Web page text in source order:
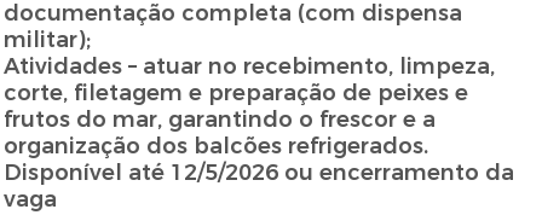
documentação completa (com dispensa
militar);
Atividades – atuar no recebimento, limpeza,
corte, filetagem e preparação de peixes e
frutos do mar, garantindo o frescor e a
organização dos balcões refrigerados.
Disponível até 12/5/2026 ou encerramento da
vaga